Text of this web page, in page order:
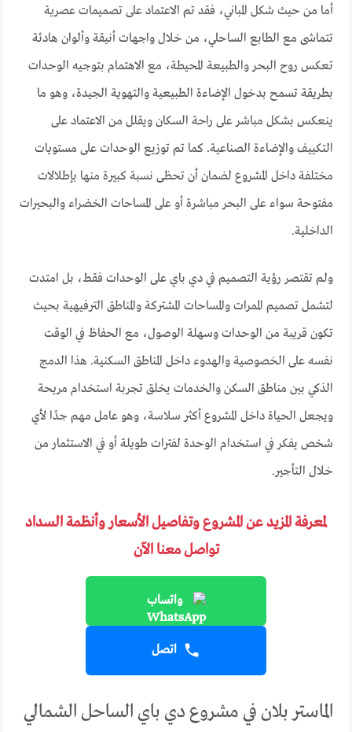
أما من حيث شكل المباني، فقد تم الاعتماد على تصميمات عصرية
تتماشى مع الطابع الساحلي، من خلال واجهات أنيقة وألوان هادئة
تعكس روح البحر والطبيعة المحيطة، مع الاهتمام بتوجيه الوحدات
بطريقة تسمح بدخول الإضاءة الطبيعية والتهوية الجيدة، وهو ما
ينعكس بشكل مباشر على راحة السكان ويقلل من الاعتماد على
التكييف والإضاءة الصناعية. كما تم توزيع الوحدات على مستويات
مختلفة داخل المشروع لضمان أن تحظى نسبة كبيرة منها بإطلالات
مفتوحة سواء على البحر مباشرة أو على المساحات الخضراء والبحيرات
الداخلية.
ولم تقتصر رؤية التصميم في دي باي على الوحدات فقط، بل امتدت
لتشمل تصميم الممرات والمساحات المشتركة والمناطق الترفيهية بحيث
تكون قريبة من الوحدات وسهلة الوصول، مع الحفاظ في الوقت
نفسه على الخصوصية والهدوء داخل المناطق السكنية. هذا الدمج
الذكي بين مناطق السكن والخدمات يخلق تجربة استخدام مريحة
ويجعل الحياة داخل المشروع أكثر سلاسة، وهو عامل مهم جدًا لأي
شخص يفكر في استخدام الوحدة لفترات طويلة أو في الاستثمار من
خلال التأجير.
لمعرفة المزيد عن المشروع وتفاصيل الأسعار وأنظمة السداد
تواصل معنا الآن
واتساب
اتصل
الماستر بلان في مشروع دي باي الساحل الشمالي